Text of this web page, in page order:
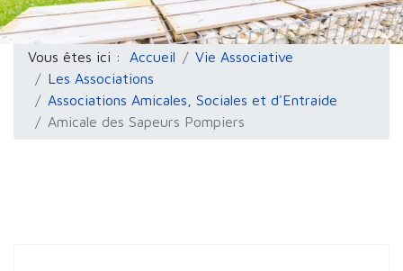
Vous êtes ici : Accueil
Vie Associative
Les Associations
Associations Amicales, Sociales et d'Entraide
Amicale des Sapeurs Pompiers